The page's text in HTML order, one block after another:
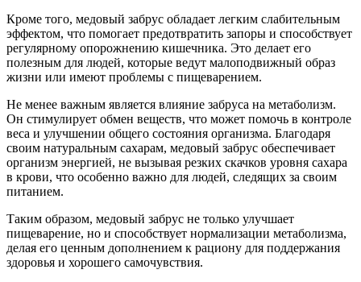
Кроме того, медовый забрус обладает легким слабительным
эффектом, что помогает предотвратить запоры и способствует
регулярному опорожнению кишечника. Это делает его
полезным для людей, которые ведут малоподвижный образ
жизни или имеют проблемы с пищеварением.
Не менее важным является влияние забруса на метаболизм.
Он стимулирует обмен веществ, что может помочь в контроле
веса и улучшении общего состояния организма. Благодаря
своим натуральным сахарам, медовый забрус обеспечивает
организм энергией, не вызывая резких скачков уровня сахара
в крови, что особенно важно для людей, следящих за своим
питанием.
Таким образом, медовый забрус не только улучшает
пищеварение, но и способствует нормализации метаболизма,
делая его ценным дополнением к рациону для поддержания
здоровья и хорошего самочувствия.